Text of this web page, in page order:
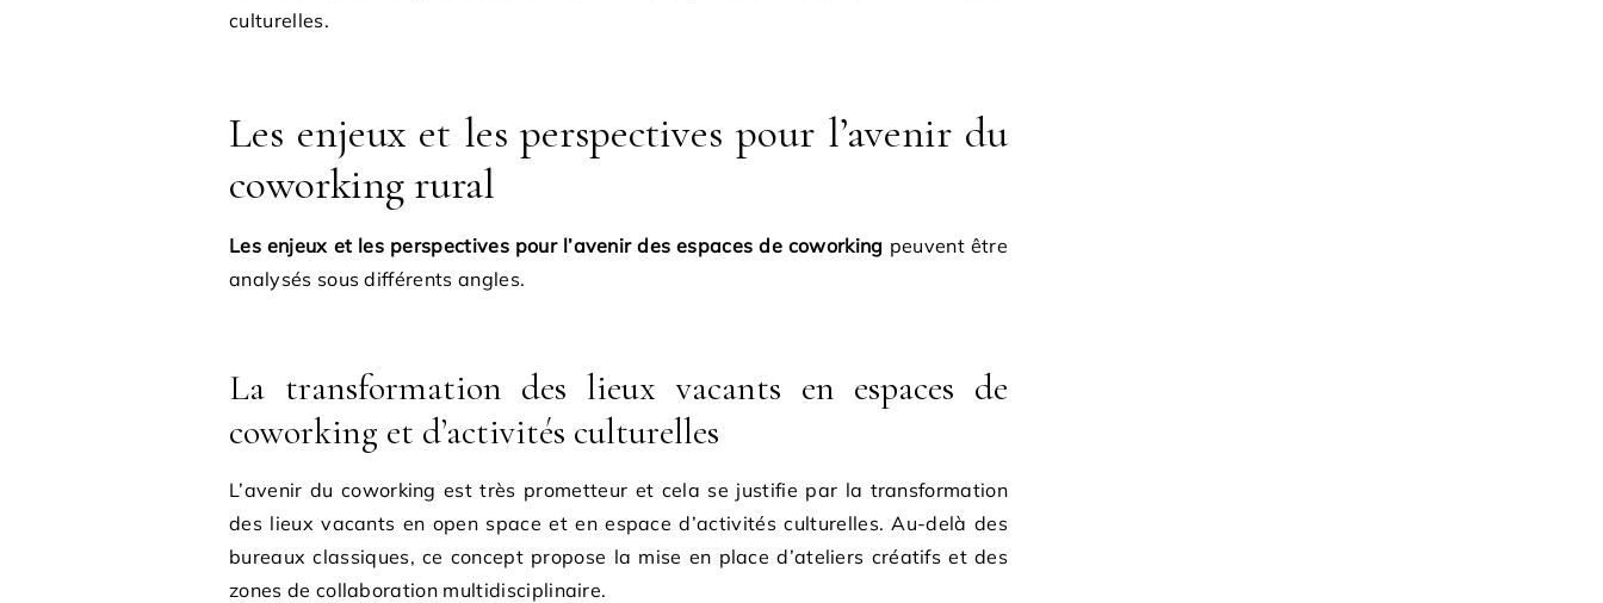
culturelles.
Les enjeux et les perspectives pour l’avenir du
coworking rural
Les enjeux et les perspectives pour l’avenir des espaces de coworking peuvent être
analysés sous différents angles.
La transformation des lieux vacants en espaces de
coworking et d’activités culturelles
L’avenir du coworking est très prometteur et cela se justifie par la transformation
des lieux vacants en open space et en espace d’activités culturelles. Au-delà des
bureaux classiques, ce concept propose la mise en place d’ateliers créatifs et des
zones de collaboration multidisciplinaire.